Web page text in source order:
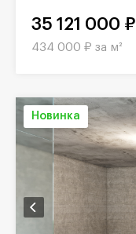
35 121 000 ₽
434 000 ₽ за м²
Новинка